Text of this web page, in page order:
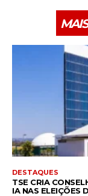
DESTAQUES
TSE CRIA
IA NAS ELEIÇÕES